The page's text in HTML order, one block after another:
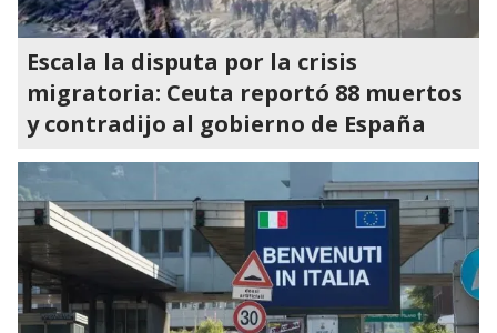
Escala la disputa por la crisis
migratoria: Ceuta reportó 88 muertos
y contradijo al gobierno de España